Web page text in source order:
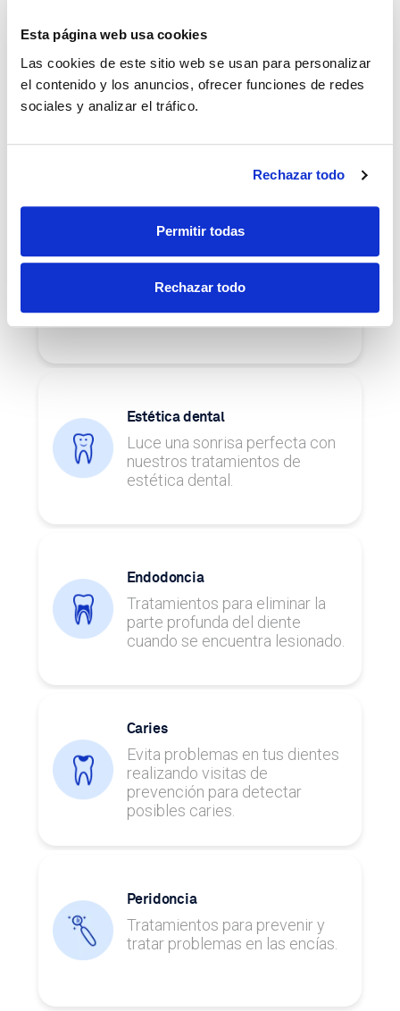
Esta página web usa cookies
Las cookies de este sitio web se usan para personalizar
el contenido y los anuncios, ofrecer funciones de redes
sociales y analizar el tráfico.
Rechazar todo
Permitir todas
Rechazar todo
Ortodoncia
dientes y mandíbula para lucir
Ortodoncia infantil
Corrige los dientes y la
con nuestros tratamientos.
Estética dental
Luce una sonrisa perfecta con
nuestros tratamientos de
estética dental.
Endodoncia
Tratamientos para eliminar la
parte profunda del diente
cuando se encuentra lesionado.
Caries
Evita problemas en tus dientes
realizando visitas de
prevención para detectar
posibles caries.
Peridoncia
Tratamientos para prevenir y
tratar problemas en las encías.